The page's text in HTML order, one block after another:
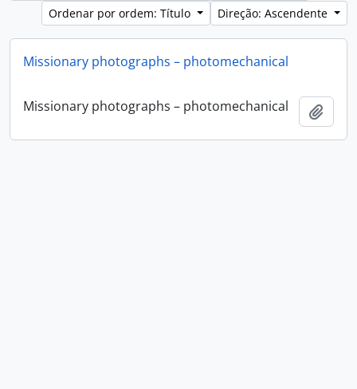
Ordenar por ordem: Título
Direção: Ascendente
Missionary photographs – photomechanical
Missionary photographs – photomechanical